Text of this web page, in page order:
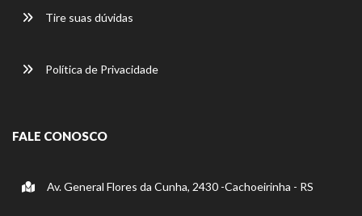
Tire suas dúvidas
Política de Privacidade
FALE CONOSCO
Av. General Flores da Cunha, 2430 -Cachoeirinha - RS